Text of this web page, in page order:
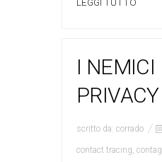
LEGGI TUTTO
I NEMICI
scritto da: corrado
contact tracing,